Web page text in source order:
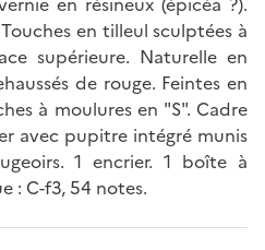
en tilleul sculptées à
supérieure. Naturelle en
de rouge. Feintes en
à moulures en "S". Cadre
avec pupitre intégré munis
1 encrier. 1 boîte à
: C-f3, 54 notes.